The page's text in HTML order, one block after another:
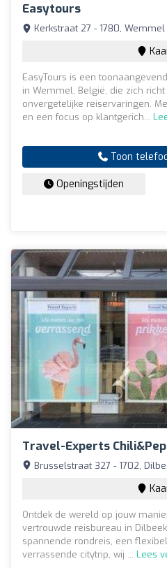
Easytours
Kerkstraat 27 - 1780, Wemmel
EasyTours is een
in Wemmel, België, die zich
onvergetelijke reiservaringen.
en een focus op klantgerich...
Toon
Openingstijden
Travel-Experts
Brusselstraat 327 - 1702,
Ontdek de wereld op jouw
vertrouwde reisbureau in
spannende rondreis, een
verrassende citytrip, wij ... Lees